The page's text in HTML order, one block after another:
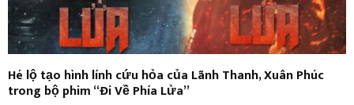
Hé lộ tạo hình lính cứu hỏa của Lãnh Thanh, Xuân Phúc
trong bộ phim “Đi Về Phía Lửa”